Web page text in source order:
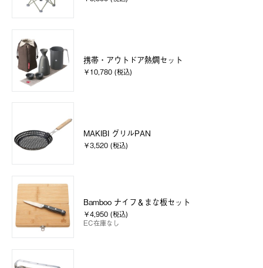
携帯・アウトドア熱燗セット
￥10,780 (税込)
MAKIBI グリルPAN
￥3,520 (税込)
Bamboo ナイフ＆まな板セット
￥4,950 (税込)
EC在庫なし